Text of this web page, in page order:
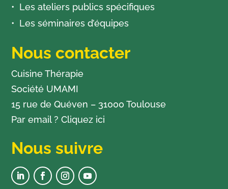
Les ateliers publics spécifiques
Les séminaires d’équipes
Nous contacter
Cuisine Thérapie
Société UMAMI
15 rue de Quéven – 31000 Toulouse
Par email ?Cliquez ici
Nous suivre